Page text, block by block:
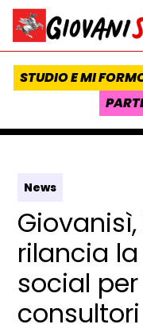
Vai al contenuto
Homepage Giovanisì
STUDIO E MI
News
rilancia
social
consultori